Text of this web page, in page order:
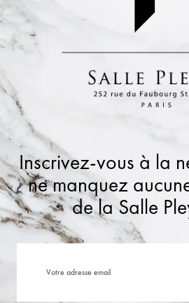
Inscrivez-vous à la
ne manquez
de la Salle